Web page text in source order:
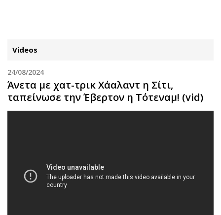
ΣΥΝΔΕΣΗ
Κύπρος
Εκλογές 2024
Προεδρικές 2023
Απόψεις
Ενοικιάζονται
Videos
24/08/2024
Άνετα με χατ-τρικ Χάαλαντ η Σίτι,
ταπείνωσε την Έβερτον η Τότεναμ! (vid)